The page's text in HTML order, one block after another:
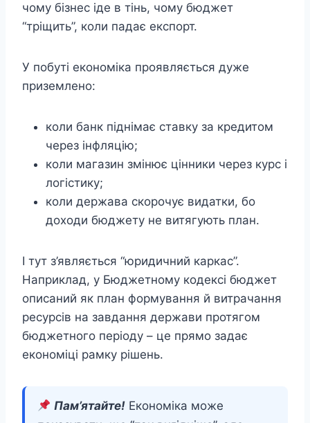
чому бізнес іде в тінь, чому бюджет
“тріщить”, коли падає експорт.
У побуті економіка проявляється дуже
приземлено:
коли банк піднімає ставку за кредитом
через інфляцію;
коли магазин змінює цінники через курс і
логістику;
коли держава скорочує видатки, бо
доходи бюджету не витягують план.
І тут з’являється “юридичний каркас”.
Наприклад, у Бюджетному кодексі бюджет
описаний як план формування й витрачання
ресурсів на завдання держави протягом
бюджетного періоду – це прямо задає
економіці рамку рішень.
Пам’ятайте! Економіка може